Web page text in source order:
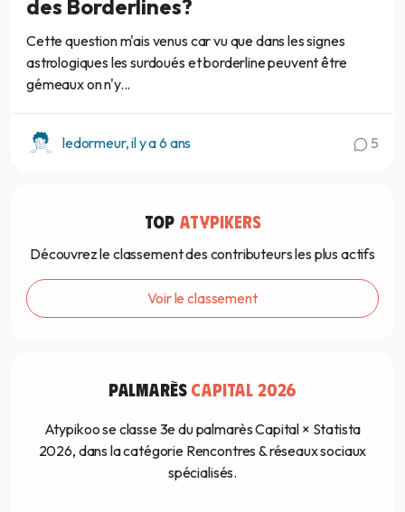
des Borderlines?
Cette question m'ais venus car vu que dans les signes
astrologiques les surdoués et borderline peuvent être
gémeaux on n'y...
ledormeur, il y a 6 ans 5
TOP ATYPIKERS
Découvrez le classement des contributeurs les plus actifs
Voir le classement
PALMARÈS CAPITAL 2026
Atypikoo se classe 3e du palmarès Capital × Statista
2026, dans la catégorie Rencontres & réseaux sociaux
spécialisés.